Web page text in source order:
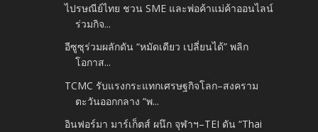
ไปรษณีย์ไทย ชวน SME และพ่อค้าแม่ค้าออนไลน์
ร่วมกิจ...
อีซูซุร่วมผลักดัน “หมัดเดียว เปลี่ยนได้” พลิก
โอกาส...
TCMC รับแรงกระแทกเศรษฐกิจโลก–สงคราม
ตะวันออกกลาง “พ...
อินฟอร์มา มาร์เก็ตส์ ผนึก จุฬาฯ–TEI ดัน “Thai